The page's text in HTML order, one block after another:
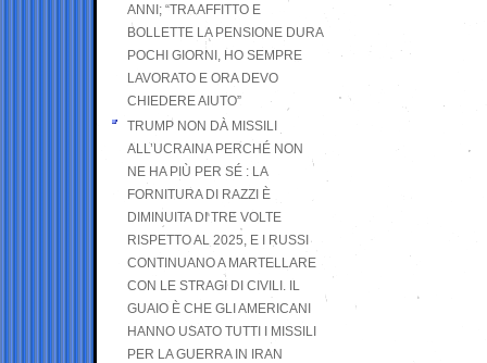
ANNI; “TRA AFFITTO E
BOLLETTE LA PENSIONE DURA
POCHI GIORNI, HO SEMPRE
LAVORATO E ORA DEVO
CHIEDERE AIUTO”
TRUMP NON DÀ MISSILI
ALL’UCRAINA PERCHÉ NON
NE HA PIÙ PER SÉ : LA
FORNITURA DI RAZZI È
DIMINUITA DI TRE VOLTE
RISPETTO AL 2025, E I RUSSI
CONTINUANO A MARTELLARE
CON LE STRAGI DI CIVILI. IL
GUAIO È CHE GLI AMERICANI
HANNO USATO TUTTI I MISSILI
PER LA GUERRA IN IRAN